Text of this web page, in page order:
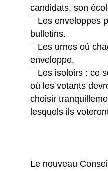
candidats, son
¯ Les enveloppes
bulletins.
¯ Les urnes où
enveloppe.
¯ Les isoloirs : ce
où les votants
choisir
lesquels ils
Le nouveau